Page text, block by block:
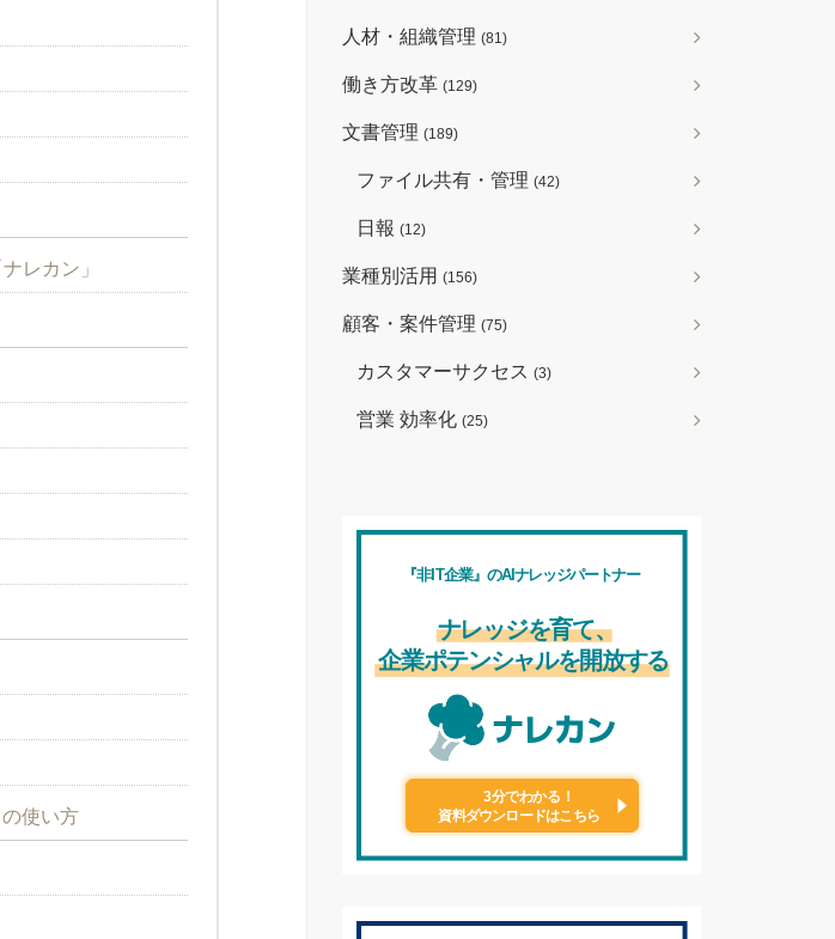
レカン」
使い方
人材・組織管理 (81)
働き方改革 (129)
文書管理 (189)
ファイル共有・管理 (42)
日報 (12)
業種別活用 (156)
顧客・案件管理 (75)
カスタマーサクセス (3)
営業 効率化 (25)